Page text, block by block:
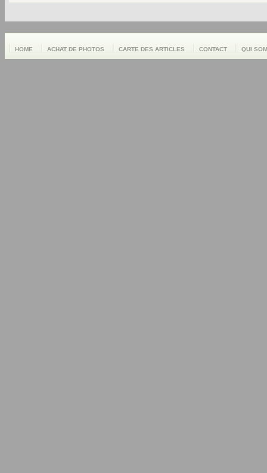
HOME ACHAT DE PHOTOS CARTE DES ARTICLES CONTACT QUI